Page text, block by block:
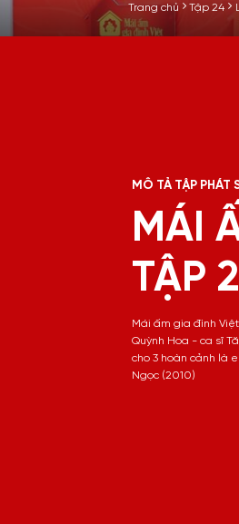
Trang chủ Tập 24
MÔ TẢ TẬP PHÁT
MÁI
TẬP
Mái ấm gia đình
Quỳnh Hoa - ca sĩ
cho 3 hoàn cảnh là
Ngọc (2010)